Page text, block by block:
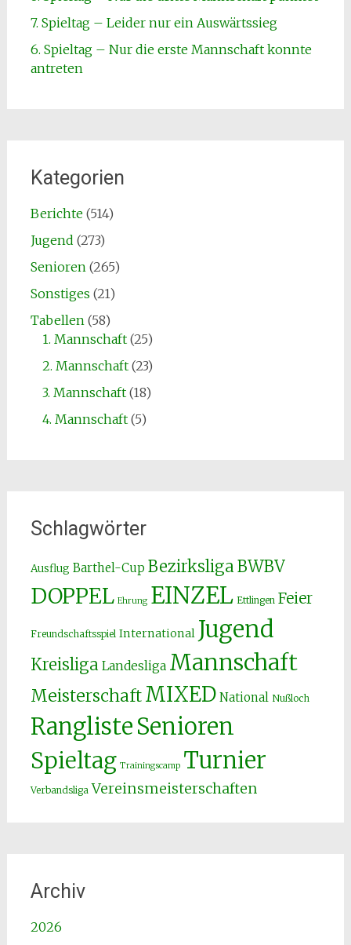
7. Spieltag – Leider nur ein Auswärtssieg
6. Spieltag – Nur die erste Mannschaft konnte
antreten
Kategorien
Berichte(514)
Jugend (273)
Senioren(265)
Sonstiges (21)
Tabellen(58)
1. Mannschaft(25)
2. Mannschaft(23)
3. Mannschaft(18)
4. Mannschaft(5)
Schlagwörter
Ausflug Barthel-Cup BezirksligaBWBV
DOPPEL Ehrung EINZEL Ettlingen Feier
Freundschaftsspiel International Jugend
Kreisliga Landesliga Mannschaft
MeisterschaftMIXED National Nußloch
RanglisteSenioren
Spieltag Trainingscamp Turnier
Verbandsliga Vereinsmeisterschaften
Archiv
2026